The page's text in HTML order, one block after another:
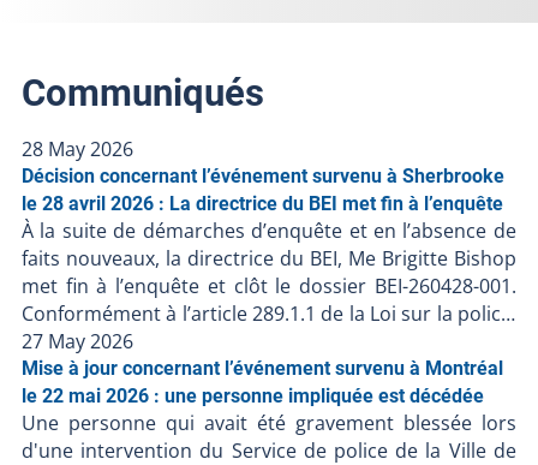
Communiqués
28 May 2026
Décision concernant l’événement survenu à Sherbrooke
le 28 avril 2026 : La directrice du BEI met fin à l’enquête
À la suite de démarches d’enquête et en l’absence de
faits nouveaux, la directrice du BEI, Me Brigitte Bishop
met fin à l’enquête et clôt le dossier BEI-260428-001.
Conformément à l’article 289.1.1 de la Loi sur la police,
la directrice du BEI possède le pouvoir de mettre fin à
l’enquête si elle est convaincue que l’intervention
policière n’a pas contribué au décès ou à la blessure
grave. Faits retenus pour décision Le 28 avril 2026, le
BEI a déclenché une enquête indépendante à la suite
27 May 2026
Mise à jour concernant l’événement survenu à Montréal
le 22 mai 2026 : une personne impliquée est décédée
Une personne qui avait été gravement blessée lors
d'une intervention du Service de police de la Ville de